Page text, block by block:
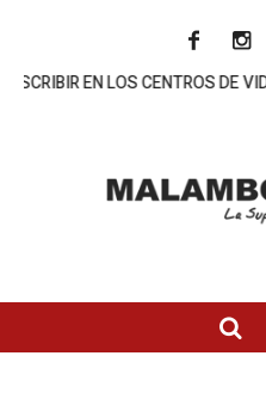
LOS CENTROS DE VIDA DEL